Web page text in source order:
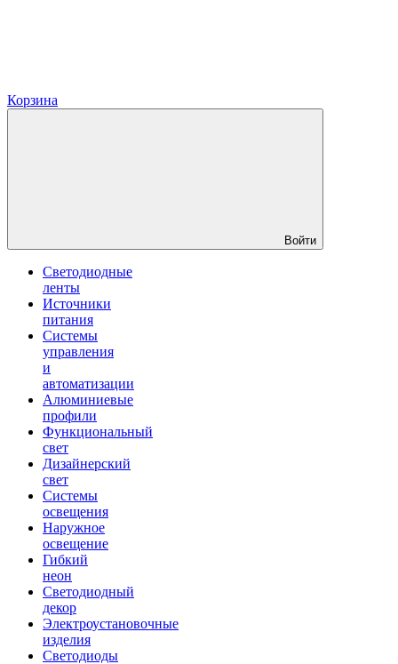
Корзина
Войти
Светодиодные
ленты
Источники
питания
Системы
управления
и
автоматизации
Алюминиевые
профили
Функциональный
свет
Дизайнерский
свет
Системы
освещения
Наружное
освещение
Гибкий
неон
Светодиодный
декор
Электроустановочные
изделия
Светодиоды